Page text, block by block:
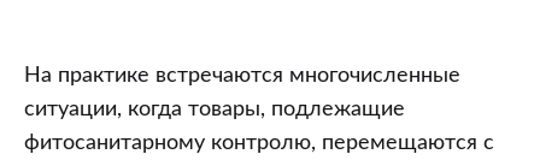
Фитосанитарный
контроль
при
На практике встречаются многочисленные
ситуации, когда товары, подлежащие
фитосанитарному контролю, перемещаются с